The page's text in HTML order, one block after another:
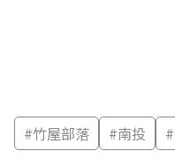
#竹屋部落 #南投 #